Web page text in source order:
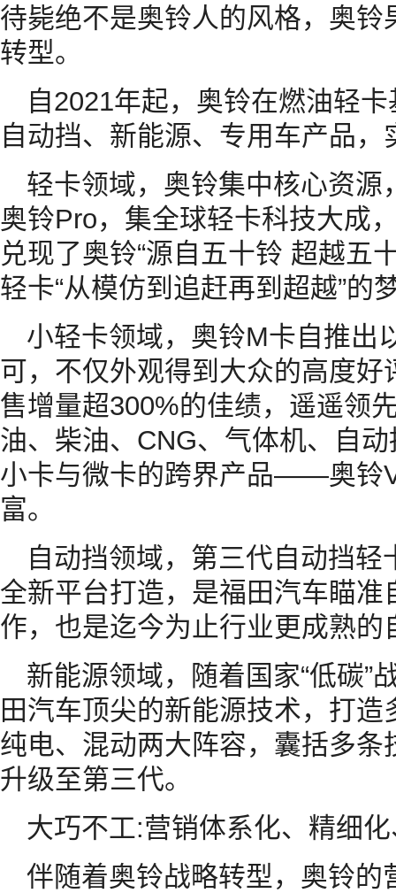
待毙绝不是奥铃人的风格，奥铃
转型。
自2021年起，奥铃在燃油轻
自动挡、新能源、专用车产品，
轻卡领域，奥铃集中核心资
奥铃Pro，集全球轻卡科技大成
兑现了奥铃“源自五十铃 超越五
轻卡“从模仿到追赶再到超越”的
小轻卡领域，奥铃M卡自推出
可，不仅外观得到大众的高度
售增量超300%的佳绩，遥遥领
油、柴油、CNG、气体机、自
小卡与微卡的跨界产品——奥铃
富。
自动挡领域，第三代自动挡
全新平台打造，是福田汽车瞄
作，也是迄今为止行业更成熟的
新能源领域，随着国家“低碳”
田汽车顶尖的新能源技术，打
纯电、混动两大阵容，囊括多
升级至第三代。
大巧不工:营销体系化、精细
伴随着奥铃战略转型，奥铃